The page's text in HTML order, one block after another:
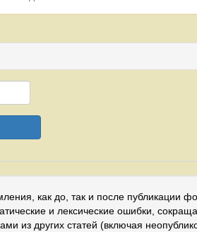
как до, так и после публикации
и лексические ошибки,
из других статей (включая